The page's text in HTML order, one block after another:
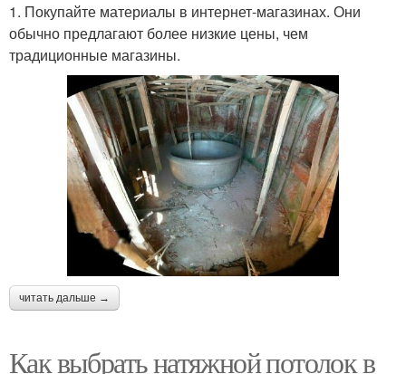
1. Покупайте материалы в интернет-магазинах. Они
обычно предлагают более низкие цены, чем
традиционные магазины.
читать дальше →
Как выбрать натяжной потолок в